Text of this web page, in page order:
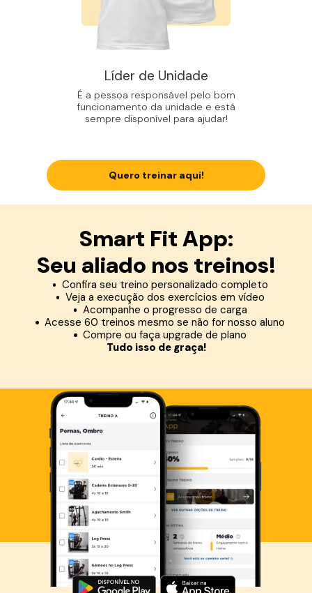
Líder de Unidade
É a pessoa responsável pelo bom
funcionamento da unidade e está
sempre disponível para ajudar!
Quero treinar aqui!
Smart Fit App:
Seu aliado nos treinos!
Confira seu treino personalizado completo
Veja a execução dos exercícios em vídeo
Acompanhe o progresso de carga
Acesse 60 treinos mesmo se não for nosso aluno
Compre ou faça upgrade de plano
Tudo isso de graça!
Baixe agora o Smart Fit App